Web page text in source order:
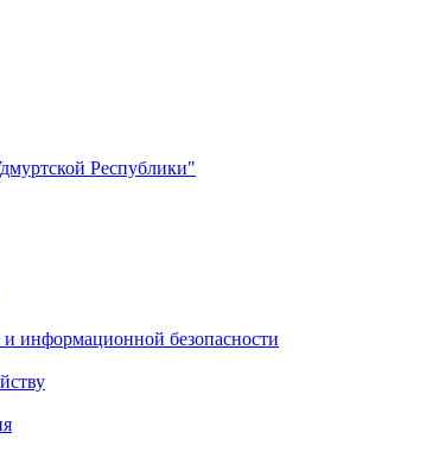
Республики"
информационной безопасности